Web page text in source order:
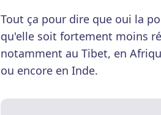
Tout ça pour dire que oui la
qu'elle soit fortement moins
notamment au Tibet, en
ou encore en Inde.